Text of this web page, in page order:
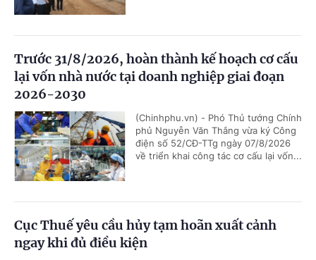
Trước 31/8/2026, hoàn thành kế hoạch cơ cấu
lại vốn nhà nước tại doanh nghiệp giai đoạn
2026-2030
(Chinhphu.vn) - Phó Thủ tướng Chính
phủ Nguyễn Văn Thắng vừa ký Công
điện số 52/CĐ-TTg ngày 07/8/2026
về triển khai công tác cơ cấu lại vốn...
Cục Thuế yêu cầu hủy tạm hoãn xuất cảnh
ngay khi đủ điều kiện